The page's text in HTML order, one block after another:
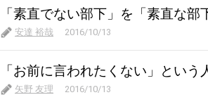
「素直でない部下」を「素直な部
安達 裕哉 2016/10/13
「お前に言われたくない」という
矢野 友理 2016/10/13